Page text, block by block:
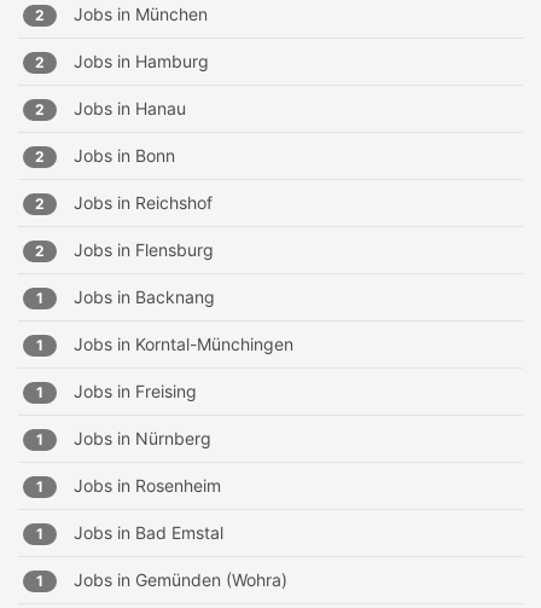
2 Jobs in München
2 Jobs in Hamburg
2 Jobs in Hanau
2 Jobs in Bonn
2 Jobs in Reichshof
2 Jobs in Flensburg
1 Jobs in Backnang
1 Jobs in Korntal-Münchingen
1 Jobs in Freising
1 Jobs in Nürnberg
1 Jobs in Rosenheim
1 Jobs in Bad Emstal
1 Jobs in Gemünden (Wohra)